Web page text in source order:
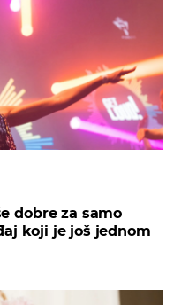
dobre za samo
koji je još jednom